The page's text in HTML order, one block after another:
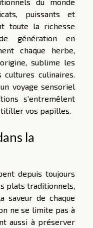
puissants et
toute la richesse
génération en
chaque herbe,
sublime les
culinaires.
voyage sensoriel
s’entremêlent
vos papilles.
la
depuis toujours
plats traditionnels,
saveur de chaque
ne se limite pas à
aussi à préserver